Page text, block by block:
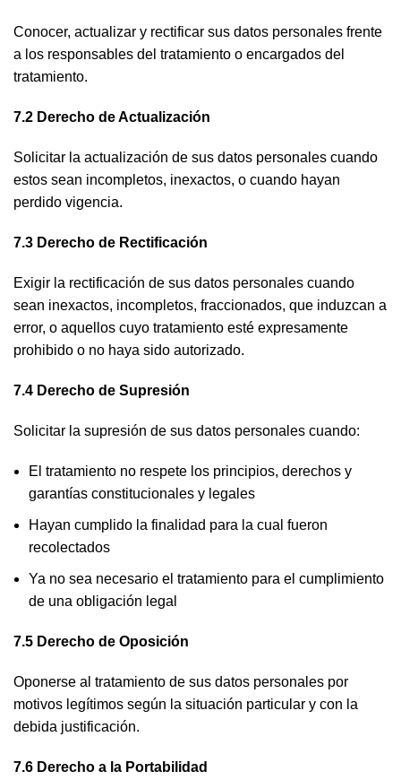
Conocer, actualizar y rectificar sus datos personales frente
a los responsables del tratamiento o encargados del
tratamiento.
7.2 Derecho de Actualización
Solicitar la actualización de sus datos personales cuando
estos sean incompletos, inexactos, o cuando hayan
perdido vigencia.
7.3 Derecho de Rectificación
Exigir la rectificación de sus datos personales cuando
sean inexactos, incompletos, fraccionados, que induzcan a
error, o aquellos cuyo tratamiento esté expresamente
prohibido o no haya sido autorizado.
7.4 Derecho de Supresión
Solicitar la supresión de sus datos personales cuando:
El tratamiento no respete los principios, derechos y
garantías constitucionales y legales
Hayan cumplido la finalidad para la cual fueron
recolectados
Ya no sea necesario el tratamiento para el cumplimiento
de una obligación legal
7.5 Derecho de Oposición
Oponerse al tratamiento de sus datos personales por
motivos legítimos según la situación particular y con la
debida justificación.
7.6 Derecho a la Portabilidad